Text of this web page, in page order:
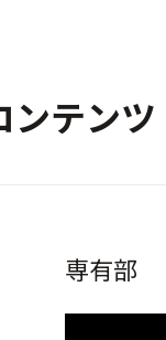
ンテンツ
専有部